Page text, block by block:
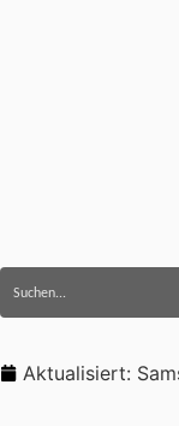
Aktualisiert: